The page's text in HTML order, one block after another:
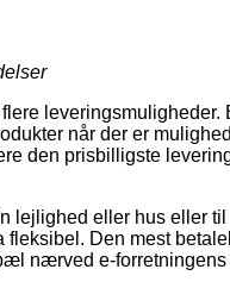
leveringsmuligheder.
når der er
den prisbilligste
lejlighed eller hus eller
Den mest
nærved e-forretningens